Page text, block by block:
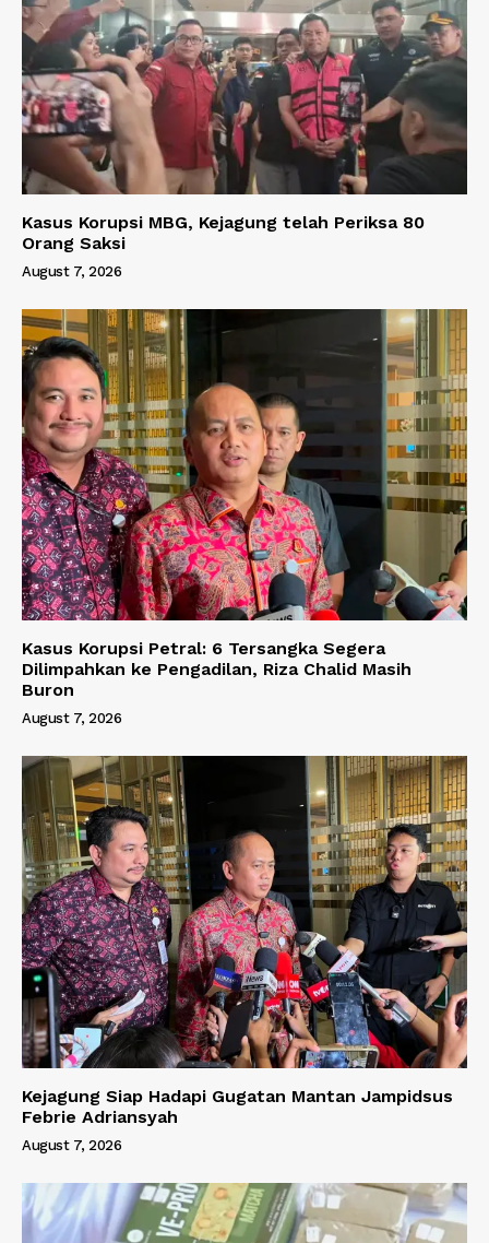
Kasus Korupsi MBG, Kejagung telah Periksa 80
Orang Saksi
August 7, 2026
Kasus Korupsi Petral: 6 Tersangka Segera
Dilimpahkan ke Pengadilan, Riza Chalid Masih
Buron
August 7, 2026
Kejagung Siap Hadapi Gugatan Mantan Jampidsus
Febrie Adriansyah
August 7, 2026